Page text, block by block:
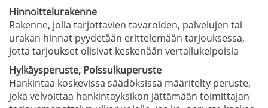
Hinnoittelurakenne
Rakenne, jolla tarjottavien tavaroiden, palvelujen tai
urakan hinnat pyydetään erittelemään tarjouksessa,
jotta tarjoukset olisivat keskenään vertailukelpoisia
Hylkäysperuste, Poissulkuperuste
Hankintaa koskevissa säädöksissä määritelty peruste,
joka velvoittaa hankintayksikön jättämään toimittajan